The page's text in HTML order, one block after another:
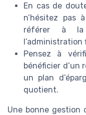
En cas de
n’hésitez pas
référer à la
l’administration
Pensez à
bénéficier d’un
un plan
quotient.
Une bonne gestion